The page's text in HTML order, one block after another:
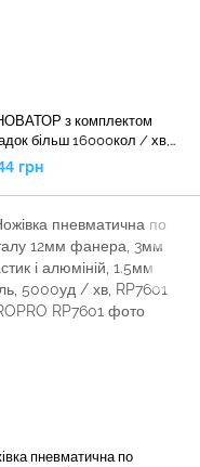
з комплектом
більш 16000кол / хв,
AEROPRO
грн
пневматична по